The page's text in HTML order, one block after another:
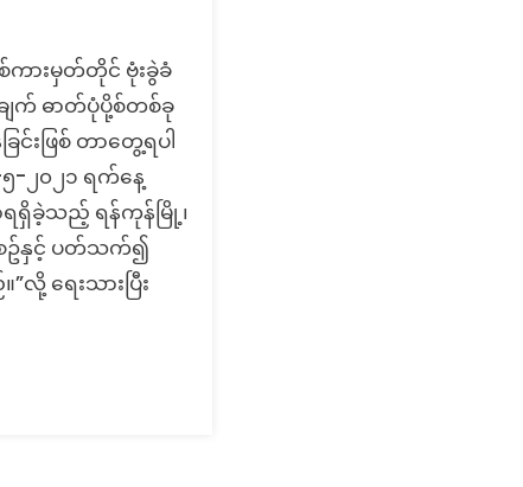
ားမှတ်တိုင် ဗုံးခွဲခံ
ျက် ဓာတ်ပုံပို့စ်တစ်ခု
းဖြစ် တာတွေ့ရပါ
-၂၀၂၁ ရက်နေ့
ရရှိခဲ့သည့် ရန်ကုန်မြို့၊
စဥ်နှင့် ပတ်သက်၍
လို့ ရေးသားပြီး